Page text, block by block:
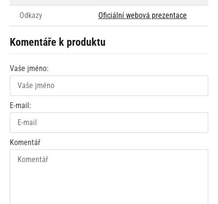
Odkazy Oficiální webová prezentace
Komentáře k produktu
Vaše jméno:
E-mail:
Komentář